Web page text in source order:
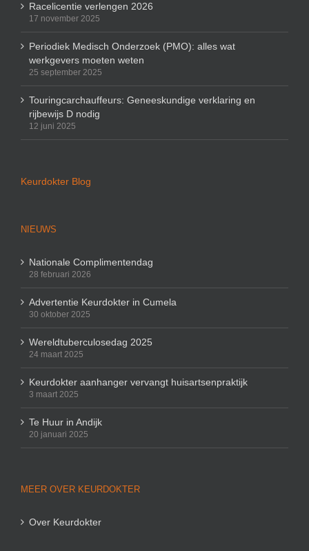
Racelicentie verlengen 2026
17 november 2025
Periodiek Medisch Onderzoek (PMO): alles wat
werkgevers moeten weten
25 september 2025
Touringcarchauffeurs: Geneeskundige verklaring en
rijbewijs D nodig
12 juni 2025
Keurdokter Blog
NIEUWS
Nationale Complimentendag
28 februari 2026
Advertentie Keurdokter in Cumela
30 oktober 2025
Wereldtuberculosedag 2025
24 maart 2025
Keurdokter aanhanger vervangt huisartsenpraktijk
3 maart 2025
Te Huur in Andijk
20 januari 2025
MEER OVER KEURDOKTER
Over Keurdokter